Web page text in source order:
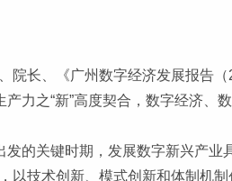
院长、《广州数字经济发展报告
力之“新”高度契合，数字经济、
发的关键时期，发展数字新兴产
以技术创新、模式创新和体制机